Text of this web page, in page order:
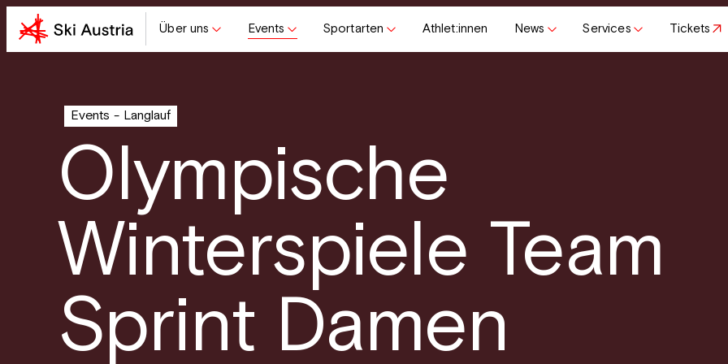
Über uns Events Sportarten Athlet:innen News Services Tickets
Events Langlauf
Olympische
Winterspiele Team
Sprint Damen